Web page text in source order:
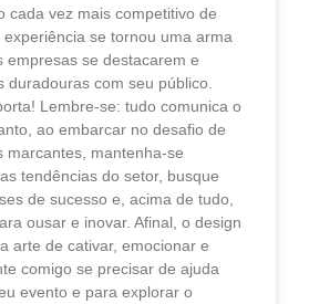
cada vez mais competitivo de
se tornou uma arma
empresas se destacarem e
duradouras com seu público.
Lembre-se: tudo comunica o
ao embarcar no desafio de
marcantes, mantenha-se
tendências do setor, busque
de sucesso e, acima de tudo,
ousar e inovar. Afinal, o design
arte de cativar, emocionar e
comigo se precisar de ajuda
evento e para explorar o